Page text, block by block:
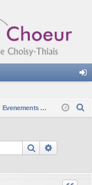
ne
Evenements à venir
r
Rechercher